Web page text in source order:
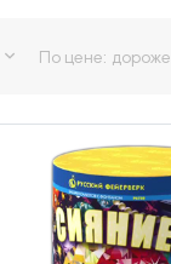
По цене: дороже